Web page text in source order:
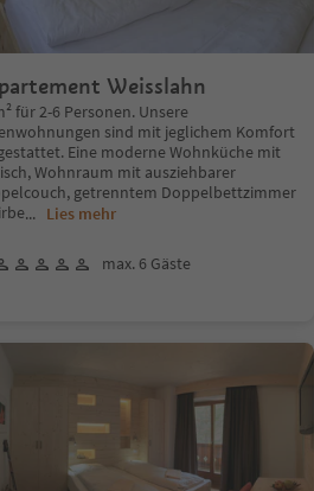
Weisslahn
für 2-6 Personen. Unsere
sind mit jeglichem Komfort
Eine moderne Wohnküche mit
Wohnraum mit ausziehbarer
getrenntem Doppelbettzimmer
... Lies mehr
max. 6 Gäste